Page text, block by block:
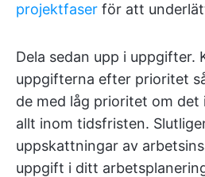
projektfaser för att
Dela sedan upp i uppgifter.
uppgifterna efter prioritet
de med låg prioritet om det
allt inom tidsfristen.
uppskattningar av
uppgift i ditt